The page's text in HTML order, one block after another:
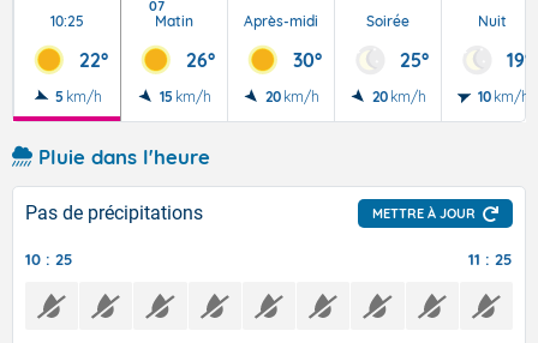
10:25
22°
5 km/h
07
Matin
26°
15 km/h
Après-midi
30°
20 km/h
Soirée
25°
20 km/h
Nuit
19°
10 km/h
Pluie dans l'heure
Pas de précipitations METTRE À JOUR
10 : 25 11 : 25